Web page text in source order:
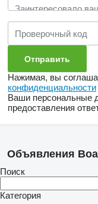
Нажимая, вы
конфиденциальности
Ваши персональные
предоставления
Объявления
Поиск
Категория